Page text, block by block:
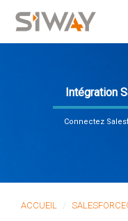
Intégration
Connectez
ACCUEIL